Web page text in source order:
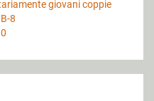
giovani coppie
8